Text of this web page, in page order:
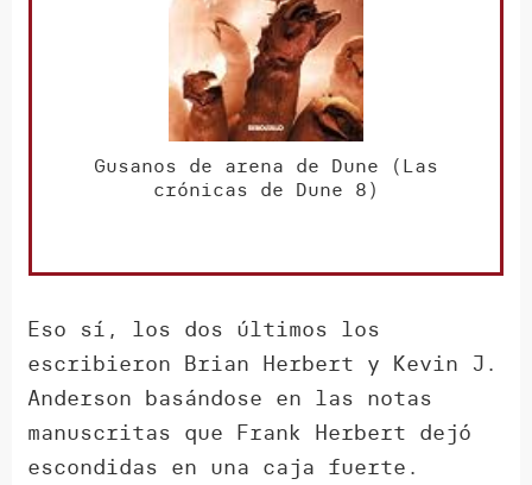
Gusanos de arena de Dune (Las
crónicas de Dune 8)
Eso sí, los dos últimos los
escribieron Brian Herbert y Kevin J.
Anderson basándose en las notas
manuscritas que Frank Herbert dejó
escondidas en una caja fuerte.